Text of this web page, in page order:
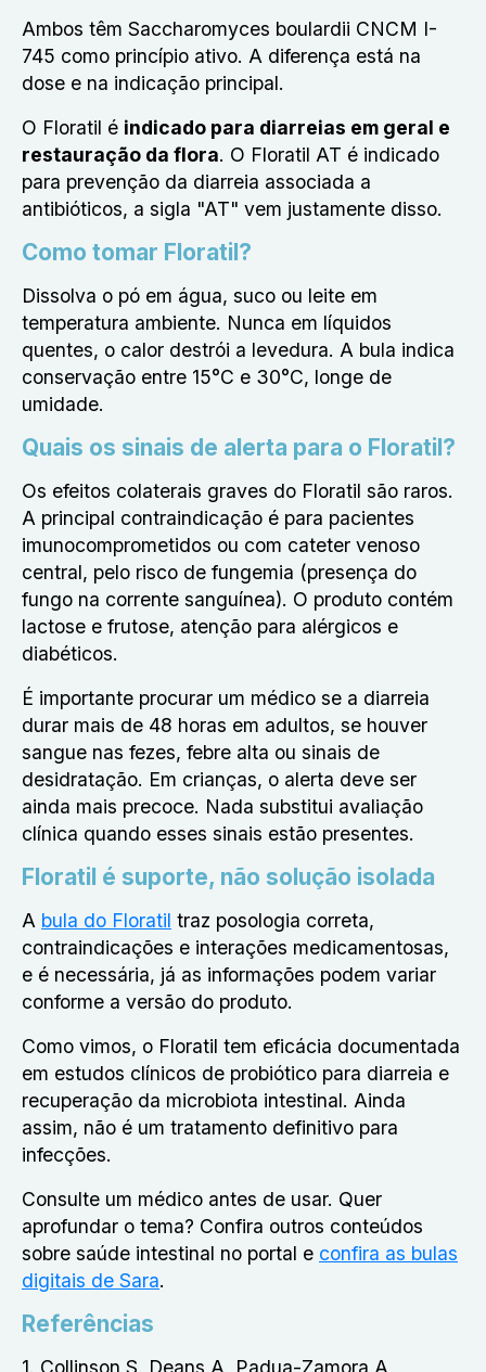
Ambos têm Saccharomyces boulardii CNCM I-
745 como princípio ativo. A diferença está na
dose e na indicação principal.
O Floratil é indicado para diarreias em geral e
restauração da flora. O Floratil AT é indicado
para prevenção da diarreia associada a
antibióticos, a sigla "AT" vem justamente disso.
Como tomar Floratil?
Dissolva o pó em água, suco ou leite em
temperatura ambiente. Nunca em líquidos
quentes, o calor destrói a levedura. A bula indica
conservação entre 15°C e 30°C, longe de
umidade.
Quais os sinais de alerta para o Floratil?
Os efeitos colaterais graves do Floratil são raros.
A principal contraindicação é para pacientes
imunocomprometidos ou com cateter venoso
central, pelo risco de fungemia (presença do
fungo na corrente sanguínea). O produto contém
lactose e frutose, atenção para alérgicos e
diabéticos.
É importante procurar um médico se a diarreia
durar mais de 48 horas em adultos, se houver
sangue nas fezes, febre alta ou sinais de
desidratação. Em crianças, o alerta deve ser
ainda mais precoce. Nada substitui avaliação
clínica quando esses sinais estão presentes.
Floratil é suporte, não solução isolada
A bula do Floratil traz posologia correta,
contraindicações e interações medicamentosas,
e é necessária, já as informações podem variar
conforme a versão do produto.
Como vimos, o Floratil tem eficácia documentada
em estudos clínicos de probiótico para diarreia e
recuperação da microbiota intestinal. Ainda
assim, não é um tratamento definitivo para
infecções.
Consulte um médico antes de usar. Quer
aprofundar o tema? Confira outros conteúdos
sobre saúde intestinal no portal e confira as bulas
digitais de Sara.
Referências
1. Collinson S, Deans A, Padua-Zamora A,